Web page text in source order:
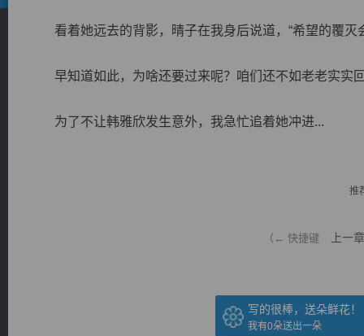
看着她远去的背影，晴子在我身后说道，“希望的覆灭
早知道如此，为啥还要过来呢？咱们还不如老老实实
为了不让韩雅欣发生意外，我急忙追着她冲进...
推
（← 快捷键 上一章
写的很棒，送朵鲜花！
我有0朵送出一朵